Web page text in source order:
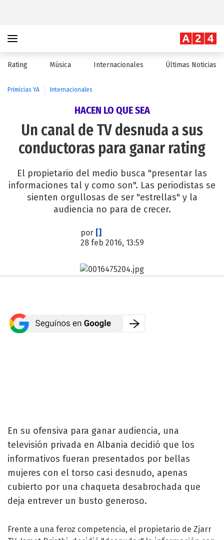
Rating Música Internacionales Últimas Noticias
Primicias YA Internacionales
HACEN LO QUE SEA
Un canal de TV desnuda a sus
conductoras para ganar rating
El propietario del medio busca "presentar las
informaciones tal y como son". Las periodistas se
sienten orgullosas de ser "estrellas" y la
audiencia no para de crecer.
por []
28 feb 2016, 13:59
En su ofensiva para ganar audiencia, una
televisión privada en Albania decidió que los
informativos fueran presentados por bellas
mujeres con el torso casi desnudo, apenas
cubierto por una chaqueta desabrochada que
deja entrever un busto generoso.
Frente a una feroz competencia, el propietario de Zjarr